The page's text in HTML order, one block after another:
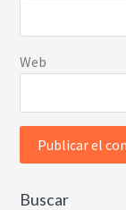
Web
Buscar